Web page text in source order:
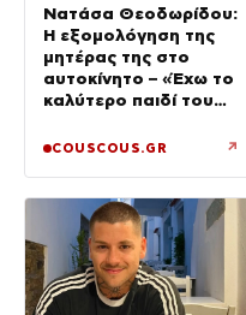
Νατάσα Θεοδωρίδου:
Η εξομολόγηση της
μητέρας της στο
αυτοκίνητο – «Έχω το
καλύτερο παιδί του
COUSCOUS.GR ↗